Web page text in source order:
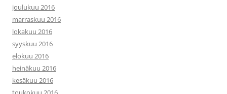
joulukuu 2016
marraskuu 2016
lokakuu 2016
syyskuu 2016
elokuu 2016
heinäkuu 2016
kesäkuu 2016